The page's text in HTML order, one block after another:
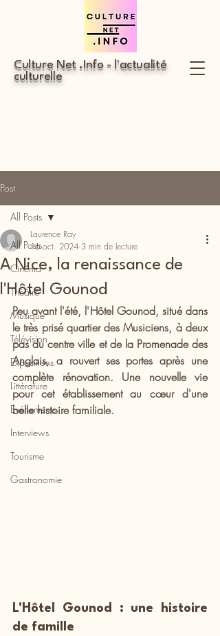
Culture Net .Info - l'actualité
culturelle
Post
All Posts
Cinéma
Théâtre
Musique
Télévision
Expositions
Littérature
Evénements
Interviews
Tourisme
Gastronomie
All Posts
A Nice, la renaissance de
l'Hôtel Gounod
Laurence Ray
16 oct. 2024 3 min de lecture
Peu avant l'été, l'Hôtel Gounod, situé dans
le très prisé quartier des Musiciens, à deux
pas du centre ville et de la Promenade des
Anglais, a rouvert ses portes après une
complète rénovation. Une nouvelle vie
pour cet établissement au cœur d'une
belle histoire familiale.
L'Hôtel Gounod : une histoire
de famille